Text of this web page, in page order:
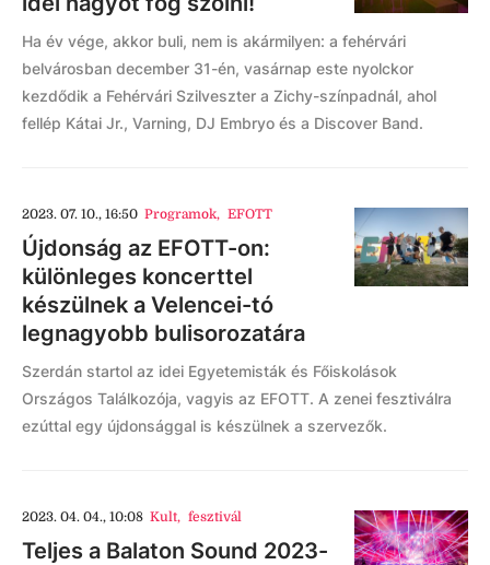
Ha év vége, akkor buli, nem is akármilyen: a fehérvári
belvárosban december 31-én, vasárnap este nyolckor
kezdődik a Fehérvári Szilveszter a Zichy-színpadnál, ahol
fellép Kátai Jr., Varning, DJ Embryo és a Discover Band.
2023. 07. 10., 16:50 Programok, EFOTT
Újdonság az EFOTT-on:
különleges koncerttel
készülnek a Velencei-tó
legnagyobb bulisorozatára
Szerdán startol az idei Egyetemisták és Főiskolások
Országos Találkozója, vagyis az EFOTT. A zenei fesztiválra
ezúttal egy újdonsággal is készülnek a szervezők.
2023. 04. 04., 10:08 Kult, fesztivál
Teljes a Balaton Sound 2023-